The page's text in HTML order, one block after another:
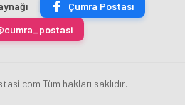
kaldırdıÇumra Postası
Tüm hakları saklıdır.